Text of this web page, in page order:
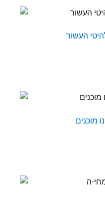
העשור
מוכנים